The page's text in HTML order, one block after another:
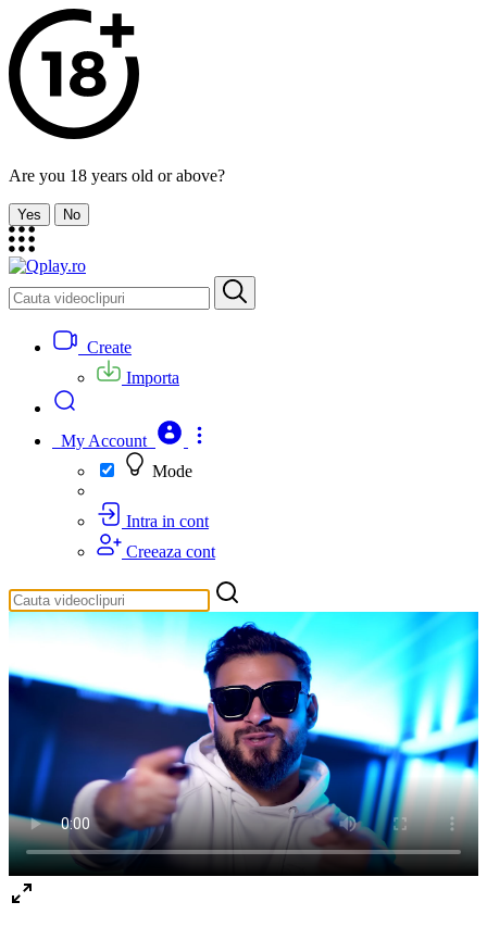
Are you 18 years old or above?
Yes No
Create
Importa
My Account
Mode
Intra in cont
Creeaza cont